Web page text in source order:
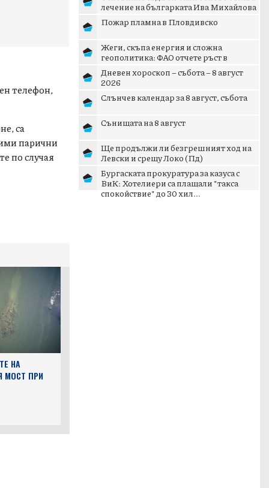
телефон,
са
парични
по случая
НА
МОСТ ПРИ
лечение на българката Ива Михайлова
Пожар пламна в Пловдивско
Жеги, скъпа енергия и сложна
геополитика: ФАО отчете ръст в
световните цени на храните
Дневен хороскоп – събота – 8 август
2026
Слънчев календар за 8 август, събота
Сънищата на 8 август
Ще продължи ли безгрешният ход на
Левски и срещу Локо (Пд)
Бургаската прокуратура за казуса с
ВиК: Хотелиери са плащали "такса
спокойствие" до 30 хил...